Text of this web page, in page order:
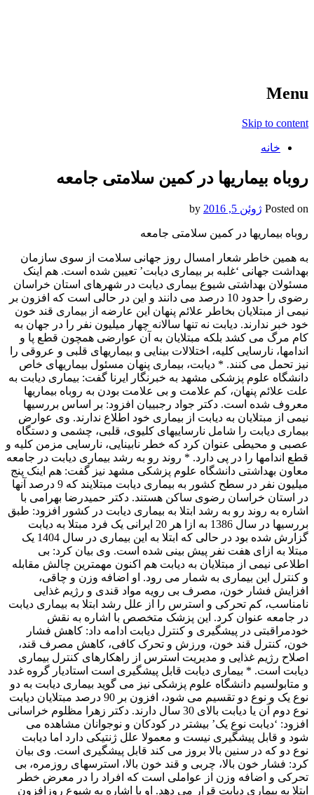
Menu
Skip to content
خانه
روباه بیماریها در کمین سلامتی جامعه
Posted on ژوئن 5, 2016
روباه بیماریها در کمین سلامتی جامعه
به همین خاطر شعار امسال روز جهانی سلامت از سوی سازمان
بهداشت جهانی ‘غلبه بر بیماری دیابت’ تعیین شده است. هم اینک
مسئولان بهداشتی شیوع بیماری دیابت در شهرهای استان خراسان
رضوی را حدود 10 درصد می دانند و این در حالی است که افزون بر
نیمی از مبتلایان بخاطر علائم پنهان این عارضه از بیماری قند خون
خود خبر ندارند. دیابت نه تنها سالانه چهار میلیون نفر را در جهان به
کام مرگ می کشد بلکه مبتلایان به آن عوارضی همچون قطع پا و
اندامها، نارسایی کلیه، اختلالات بینایی و بیماریهای قلبی و عروقی را
نیز تحمل می کنند. * دیابت، بیماری پنهان مسئول بیماریهای خاص
دانشگاه علوم پزشکی مشهد به خبرنگار ایرنا گفت: بیماری دیابت به
علت علائم پنهان، کم علامت و بی علامت بودن به روباه بیماریها
معروف شده است. دکتر جواد رجبییان افزود: بر اساس بررسیها
نیمی از مبتلایان به دیابت از بیماری خود اطلاع ندارند. وی عوارض
بیماری دیابت را شامل نارساییهای کلیوی، قلبی، چشمی و دستگاه
عصبی و محیطی عنوان کرد که خطر نابینایی، نارسایی مزمن کلیه و
قطع اندامها را در پی دارد. * روند رو به رشد بیماری دیابت در جامعه
معاون بهداشتی دانشگاه علوم پزشکی مشهد نیز گفت: هم اینک پنج
میلیون نفر در سطح کشور به بیماری دیابت مبتلایند که 9 درصد آنها
در استان خراسان رضوی ساکن هستند. دکتر حمیدرضا بهرامی با
اشاره به روند رو به رشد ابتلا به بیماری دیابت در کشور افزود: طبق
بررسیها در سال 1386 به ازا هر 20 ایرانی یک فرد مبتلا به دیابت
گزارش شده بود در حالی که ابتلا به این بیماری در سال 1404 یک
مبتلا به ازای هفت نفر پیش بینی شده است. وی بیان کرد: بی
اطلاعی نیمی از مبتلایان به دیابت هم اکنون مهمترین چالش مقابله
و کنترل این بیماری به شمار می رود. او اضافه وزن و چاقی،
افزایش فشار خون، مصرف بی رویه مواد قندی و رژیم غذایی
نامناسب، کم تحرکی و استرس را از علل رشد ابتلا به بیماری دیابت
در جامعه عنوان کرد. این پزشک متخصص با اشاره به نقش
خودمراقبتی در پیشگیری و کنترل دیابت ادامه داد: کاهش فشار
خون، کنترل قند خون، ورزش و تحرک کافی، کاهش مصرف قند،
اصلاح رژیم غذایی و مدیریت استرس از راهکارهای کنترل بیماری
دیابت است. * بیماری دیابت قابل پیشگیری است استادیار گروه غدد
و متابولسیم دانشگاه علوم پزشکی نیز می گوید بیماری دیابت به دو
نوع یک و نوع دو تقسیم می شود، افزون بر 90 درصد مبتلایان دیابت
نوع دوم آن یا دیابت بالای 30 سال دارند. دکتر زهرا مظلوم خراسانی
افزود: ‘دیابت نوع یک’ بیشتر در کودکان و نوجوانان مشاهده می
شود و قابل پیشگیری نیست و معمولا علل ژنتیکی دارد اما دیابت
نوع دو که در سنین بالا بروز می کند قابل پیشگیری است. وی بیان
کرد: فشار خون بالا، چربی و قند خون بالا، استرسهای روزمره، بی
تحرکی و اضافه وزن از عواملی است که افراد را در معرض خطر
ابتلا به بیماری دیابت قرار می دهد. او با اشاره به شیوع روزافزون